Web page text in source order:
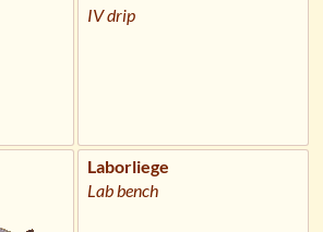
IV drip
Laborliege
Lab bench